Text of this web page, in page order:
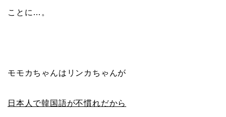
ことに…。
モモカちゃんはリンカちゃんが
日本人で韓国語が不慣れだから